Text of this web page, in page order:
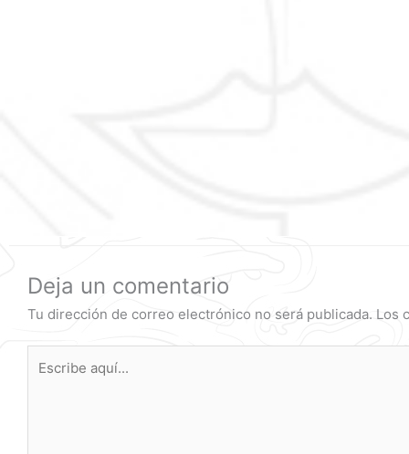
Deja un comentario
Tu dirección de correo electrónico no será publicada. Los
aquí...